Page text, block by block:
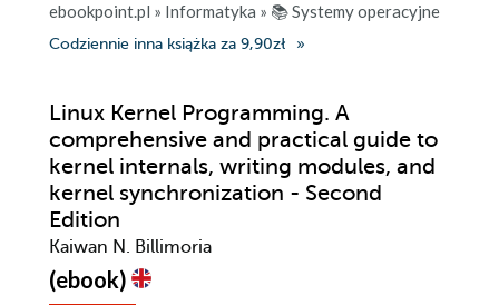
ebookpoint.pl » Informatyka » 📚 Systemy operacyjne
Codziennie inna książka za 9,90zł
Linux Kernel Programming. A
comprehensive and practical guide to
kernel internals, writing modules, and
kernel synchronization - Second
Edition
Kaiwan N. Billimoria
(ebook)